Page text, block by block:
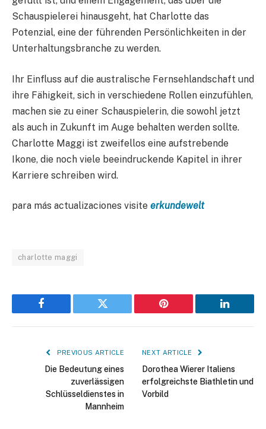
Schauspielerei hinausgeht, hat Charlotte das
Potenzial, eine der führenden Persönlichkeiten in der
Unterhaltungsbranche zu werden.
Ihr Einfluss auf die australische Fernsehlandschaft und
ihre Fähigkeit, sich in verschiedene Rollen einzufühlen,
machen sie zu einer Schauspielerin, die sowohl jetzt
als auch in Zukunft im Auge behalten werden sollte.
Charlotte Maggi ist zweifellos eine aufstrebende
Ikone, die noch viele beeindruckende Kapitel in ihrer
Karriere schreiben wird.
para más actualizaciones visite erkundewelt
charlotte maggi
Facebook Twitter Pinterest LinkedIn
PREVIOUS ARTICLE
Die Bedeutung eines
zuverlässigen
Schlüsseldienstes in
Mannheim
NEXT ARTICLE
Dorothea Wierer Italiens
erfolgreichste Biathletin und
Vorbild